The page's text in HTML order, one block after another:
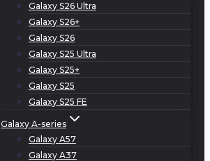
Galaxy S26 Ultra
Galaxy S26+
Galaxy S26
Galaxy S25 Ultra
Galaxy S25+
Galaxy S25
Galaxy S25 FE
Galaxy A-series
Galaxy A57
Galaxy A37